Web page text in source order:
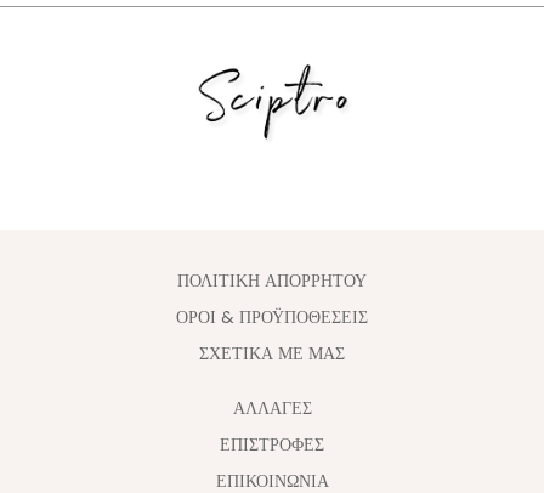
ΠΟΛΙΤΙΚΗ ΑΠΟΡΡΗΤΟΥ
ΟΡΟΙ & ΠΡΟΫΠΟΘΕΣΕΙΣ
ΣΧΕΤΙΚΑ ΜΕ ΜΑΣ
ΑΛΛΑΓΈΣ
ΕΠΙΣΤΡΟΦΕΣ
ΕΠΙΚΟΙΝΩΝΙΑ